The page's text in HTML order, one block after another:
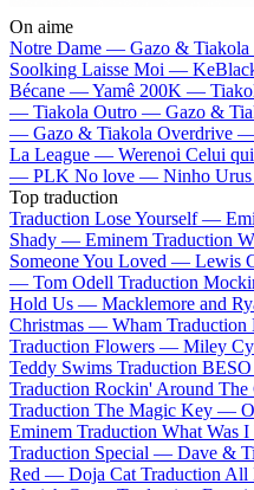
On aime
Notre Dame — Gazo & Tiakola
Soolking Laisse Moi —
Bécane —Yamê 200K —
— Tiakola Outro — Gazo &
— Gazo & Tiakola Overdrive
La League — Werenoi Celui
— PLK No love — Ninho
Top traduction
Traduction Lose Yourself —
Shady — Eminem Traduction
Someone You Loved — Lewis
— Tom Odell Traduction
Hold Us — Macklemore and
Christmas — Wham
Traduction Flowers — Miley
Teddy Swims Traduction
Traduction Rockin' Around
Traduction The Magic Key —
Eminem Traduction What Was
Traduction Special — Dave &
Red — Doja Cat Traduction All